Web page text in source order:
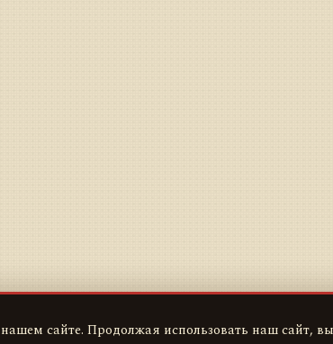
сайте. Продолжая использовать наш сайт,